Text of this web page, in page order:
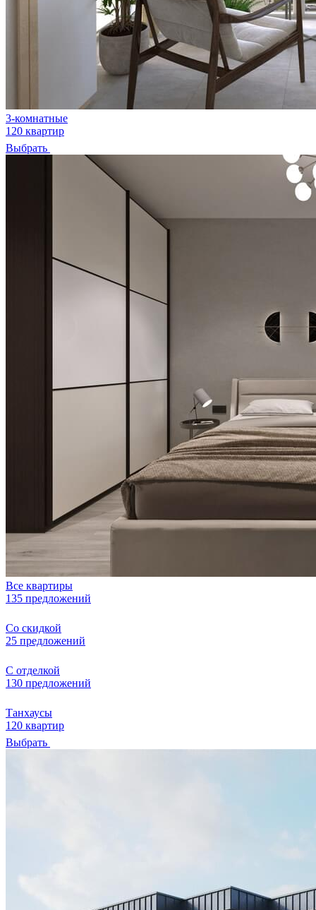
3-комнатные
120 квартир
Выбрать
Все квартиры
135 предложений
Со скидкой
25 предложений
С отделкой
130 предложений
Танхаусы
120 квартир
Выбрать